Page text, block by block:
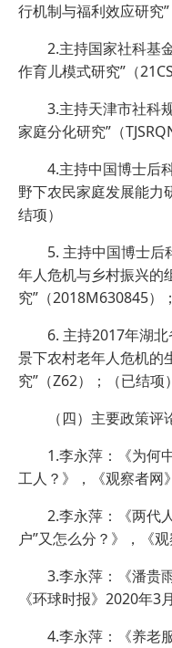
行机制与福利效应研究
2.主持国家社科基
作育儿模式研究”（
3.主持天津市社科
家庭分化研究”（
4.主持中国博士后
野下农民家庭发展能力
结项）
5. 主持中国博士后
年人危机与乡村振兴的
究”（2018M630845）
6. 主持2017年湖
景下农村老年人危机的
究”（Z62）；（已结项）
（四）主要政策评
1.李永萍：《为何
工人？》，《观察者网
2.李永萍：《两代
户”又怎么分？》，《
3.李永萍：《潘贵
《环球时报》2020年3
4.李永萍：《养老